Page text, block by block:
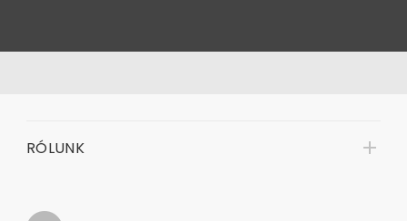
RÓLUNK